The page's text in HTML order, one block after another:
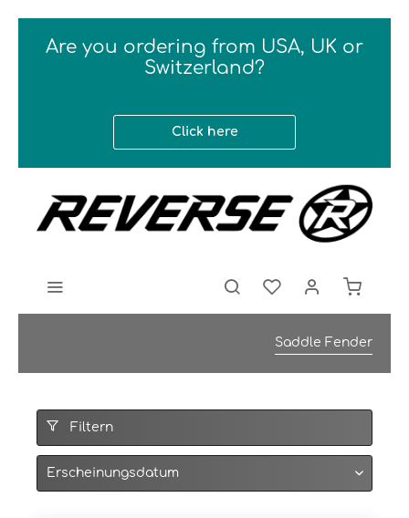
Are you ordering from USA, UK or
Switzerland?
Click here
Saddle Fender
Filtern